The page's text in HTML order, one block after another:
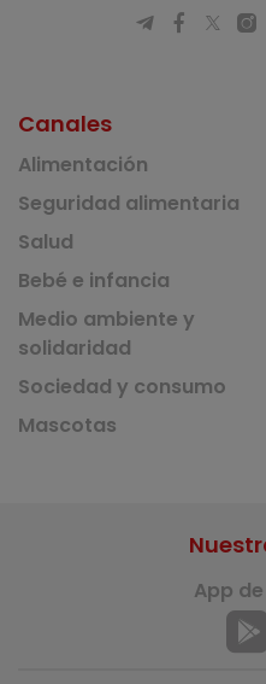
Canales
Alimentación
Seguridad alimentaria
Salud
Bebé e infancia
Medio ambiente y
solidaridad
Sociedad y consumo
Mascotas
App